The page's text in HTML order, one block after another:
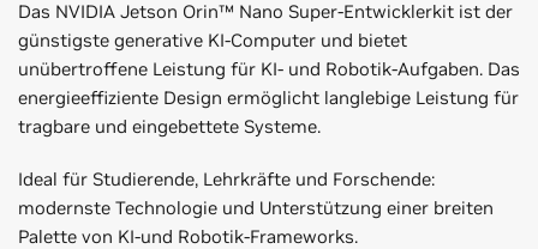
Das NVIDIA Jetson Orin™ Nano Super-Entwicklerkit ist der
günstigste generative KI-Computer und bietet
unübertroffene Leistung für KI- und Robotik-Aufgaben. Das
energieeffiziente Design ermöglicht langlebige Leistung für
tragbare und eingebettete Systeme.
Ideal für Studierende, Lehrkräfte und Forschende:
modernste Technologie und Unterstützung einer breiten
Palette von KI-und Robotik-Frameworks.